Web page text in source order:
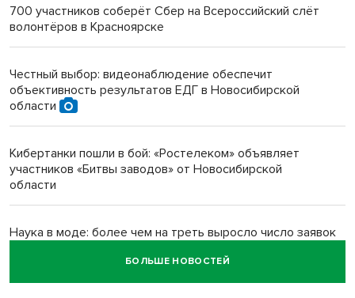
Инвалид получил условный срок за избиение врачей
Новосибирский преподаватель с женой вошли в топ-16
многодетных в России
Обновлённое отделение ВТБ открылось в Искитиме
700 участников соберёт Сбер на Всероссийский слёт
волонтёров в Красноярске
Честный выбор: видеонаблюдение обеспечит
объективность результатов ЕДГ в Новосибирской
области
Кибертанки пошли в бой: «Ростелеком» объявляет
участников «Битвы заводов» от Новосибирской
области
Наука в моде: более чем на треть выросло число заявок
БОЛЬШЕ НОВОСТЕЙ